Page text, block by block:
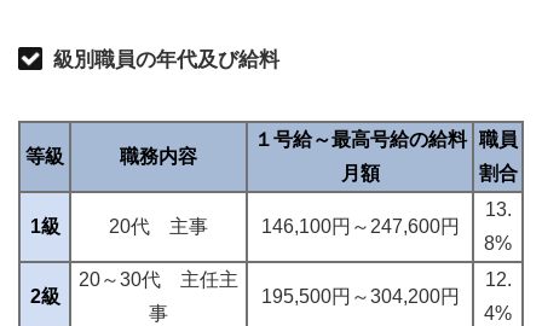
級別職員の年代及び給料
等級 職務内容
１号給～最高号給の給料
月額
職員
割合
1級 20代 主事 146,100円～247,600円
13.
8%
2級
20～30代 主任主
事
195,500円～304,200円
12.
4%